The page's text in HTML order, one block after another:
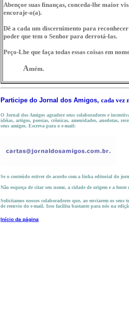
Abençoe suas finanças, conceda-lhe maior
encoraje-o(a).
Dê a cada um discernimento para
poder que tem o Senhor para derrotá-las.
Peço-Lhe que faça todas essas coisas em
Amém.
Participe do Jornal dos Amigos, cada vez
O Jornal dos Amigos agradece seus colaboradores e
idéias, artigos, poesias, crônicas, amenidades, anedotas,
seus amigos. Escreva para o e-mail:
Se o conteúdo estiver de acordo com a linha editorial do
Não esqueça de citar seu nome, a cidade de origem e a
Solicitamos nossos colaboradores que, ao enviarem os
de reenvio do e-mail. Isso facilita bastante para nós na
Início da página